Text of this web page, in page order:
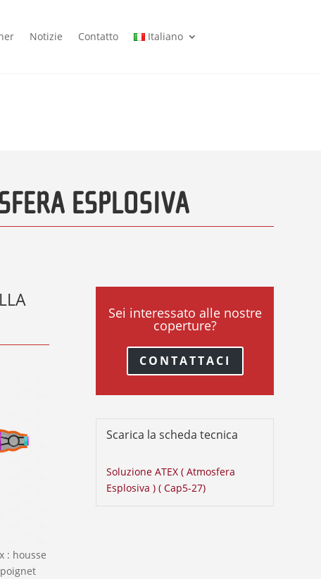
Notizie Contatto Italiano
ESPLOSIVA
: housse
Sei interessato alle nostre
coperture?
CONTATTACI
Scarica la scheda tecnica
Soluzione ATEX ( Atmosfera
Esplosiva ) ( Cap5-27)